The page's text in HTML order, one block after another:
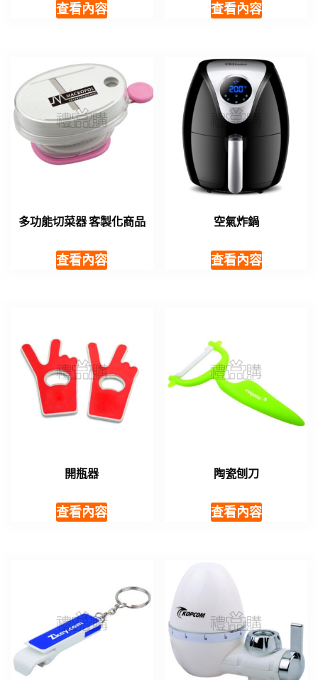
查看內容 查看內容
多功能切菜器 客製化商品
查看內容
空氣炸鍋
查看內容
開瓶器
查看內容
陶瓷刨刀
查看內容